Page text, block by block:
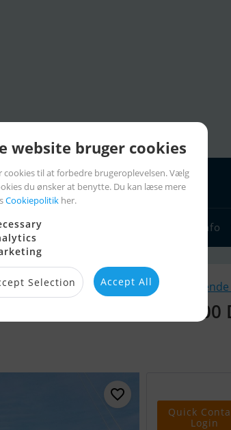
Sejlerlinks Sejlerinfo
590.000
Quick
Login
website bruger cookies
cookies til at forbedre brugeroplevelsen. Vælg
du ønsker at benytte. Du kan læse mere
Cookiepolitik her.
Selection Accept All